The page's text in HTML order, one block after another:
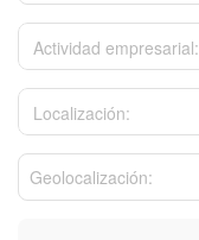
Actividad empresarial:
Localización: